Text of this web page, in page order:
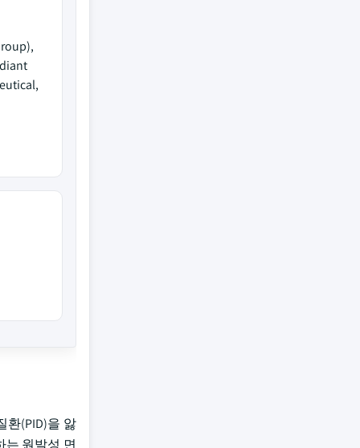
환(PID)을 앓
는 원발성 면